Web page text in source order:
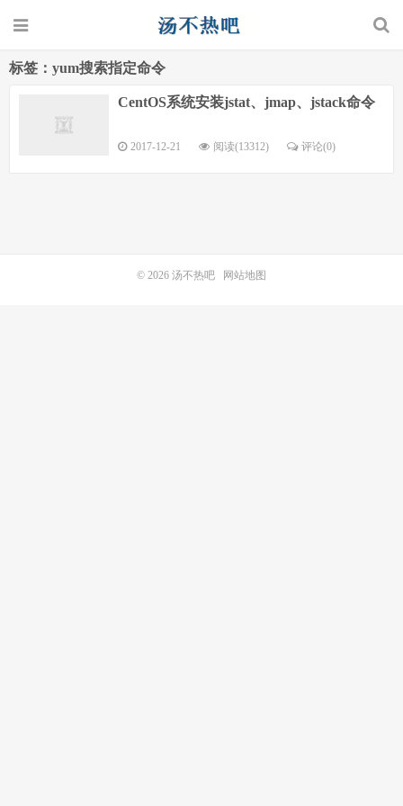
标签：yum搜索指定命令
CentOS系统安装jstat、jmap、jstack命令
2017-12-21 阅读(13312) 评论(0)
© 2026 汤不热吧 网站地图